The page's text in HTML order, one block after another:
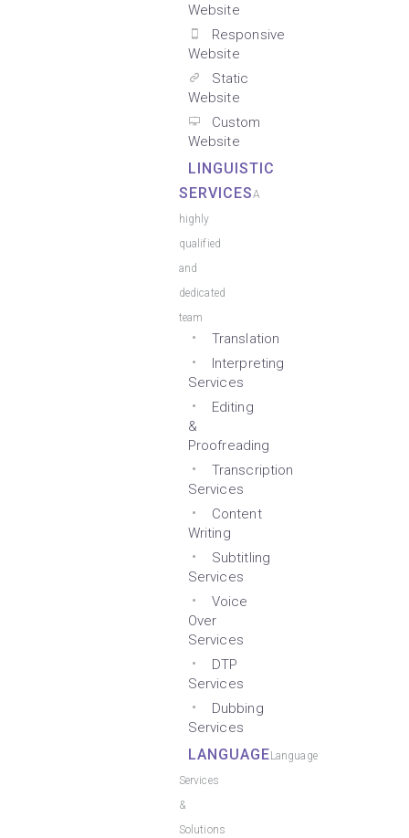
Website
Responsive
Website
Static
Website
Custom
Website
LINGUISTIC
SERVICESA
highly
qualified
and
dedicated
team
Translation
Interpreting
Services
Editing
&
Proofreading
Transcription
Services
Content
Writing
Subtitling
Services
Voice
Over
Services
DTP
Services
Dubbing
Services
LANGUAGELanguage
Services
&
Solutions